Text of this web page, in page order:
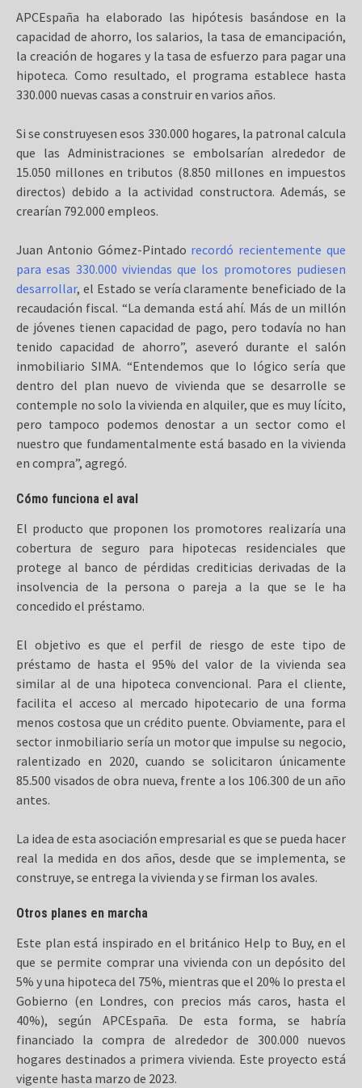
APCEspaña ha elaborado las hipótesis basándose en la
capacidad de ahorro, los salarios, la tasa de emancipación,
la creación de hogares y la tasa de esfuerzo para pagar una
hipoteca. Como resultado, el programa establece hasta
330.000 nuevas casas a construir en varios años.
Si se construyesen esos 330.000 hogares, la patronal calcula
que las Administraciones se embolsarían alrededor de
15.050 millones en tributos (8.850 millones en impuestos
directos) debido a la actividad constructora. Además, se
crearían 792.000 empleos.
Juan Antonio Gómez-Pintado recordó recientemente que
para esas 330.000 viviendas que los promotores pudiesen
desarrollar, el Estado se vería claramente beneficiado de la
recaudación fiscal. “La demanda está ahí. Más de un millón
de jóvenes tienen capacidad de pago, pero todavía no han
tenido capacidad de ahorro”, aseveró durante el salón
inmobiliario SIMA. “Entendemos que lo lógico sería que
dentro del plan nuevo de vivienda que se desarrolle se
contemple no solo la vivienda en alquiler, que es muy lícito,
pero tampoco podemos denostar a un sector como el
nuestro que fundamentalmente está basado en la vivienda
en compra”, agregó.
Cómo funciona el aval
El producto que proponen los promotores realizaría una
cobertura de seguro para hipotecas residenciales que
protege al banco de pérdidas crediticias derivadas de la
insolvencia de la persona o pareja a la que se le ha
concedido el préstamo.
El objetivo es que el perfil de riesgo de este tipo de
préstamo de hasta el 95% del valor de la vivienda sea
similar al de una hipoteca convencional. Para el cliente,
facilita el acceso al mercado hipotecario de una forma
menos costosa que un crédito puente. Obviamente, para el
sector inmobiliario sería un motor que impulse su negocio,
ralentizado en 2020, cuando se solicitaron únicamente
85.500 visados de obra nueva, frente a los 106.300 de un año
antes.
La idea de esta asociación empresarial es que se pueda hacer
real la medida en dos años, desde que se implementa, se
construye, se entrega la vivienda y se firman los avales.
Otros planes en marcha
Este plan está inspirado en el británico Help to Buy, en el
que se permite comprar una vivienda con un depósito del
5% y una hipoteca del 75%, mientras que el 20% lo presta el
Gobierno (en Londres, con precios más caros, hasta el
40%), según APCEspaña. De esta forma, se habría
financiado la compra de alrededor de 300.000 nuevos
hogares destinados a primera vivienda. Este proyecto está
vigente hasta marzo de 2023.